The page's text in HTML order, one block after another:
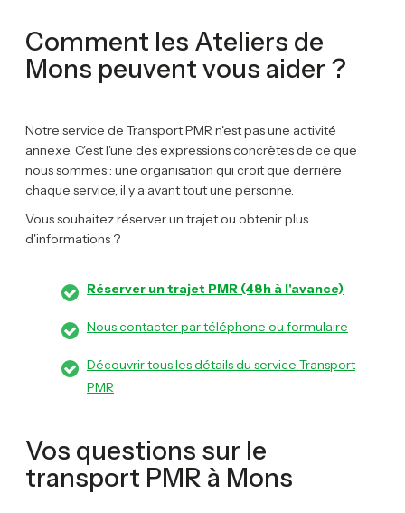
Comment les Ateliers de
Mons peuvent vous aider ?
Notre service de Transport PMR n'est pas une activité
annexe. C'est l'une des expressions concrètes de ce que
nous sommes : une organisation qui croit que derrière
chaque service, il y a avant tout une personne.
Vous souhaitez réserver un trajet ou obtenir plus
d'informations ?
Réserver un trajet PMR (48h à l'avance)
Nous contacter par téléphone ou formulaire
Découvrir tous les détails du service Transport
PMR
Vos questions sur le
transport PMR à Mons